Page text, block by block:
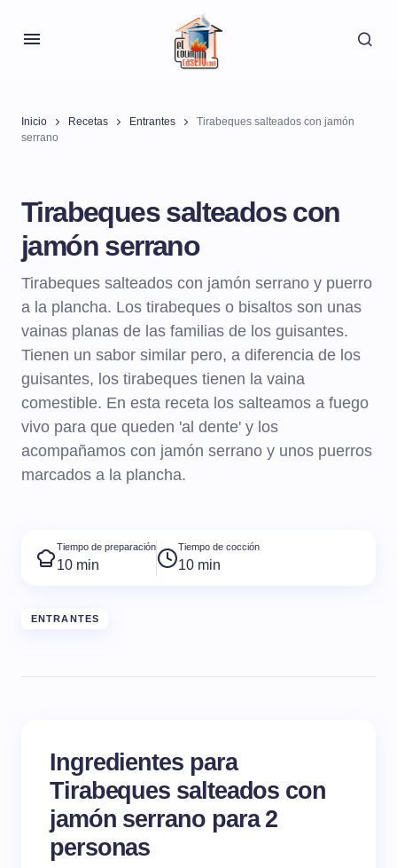
Inicio Recetas Entrantes
Tirabeques salteados con jamón
serrano
Tirabeques salteados con
jamón serrano
Tirabeques salteados con jamón serrano y puerro
a la plancha. Los tirabeques o bisaltos son unas
vainas planas de las familias de los guisantes.
Tienen un sabor similar pero, a diferencia de los
guisantes, los tirabeques tienen la vaina
comestible. En esta receta los salteamos a fuego
vivo para que queden 'al dente' y los
acompañamos con jamón serrano y unos puerros
marcados a la plancha.
Tiempo de preparación
10 min
Tiempo de cocción
10 min
ENTRANTES
Ingredientes para
Tirabeques salteados con
jamón serrano para 2
personas